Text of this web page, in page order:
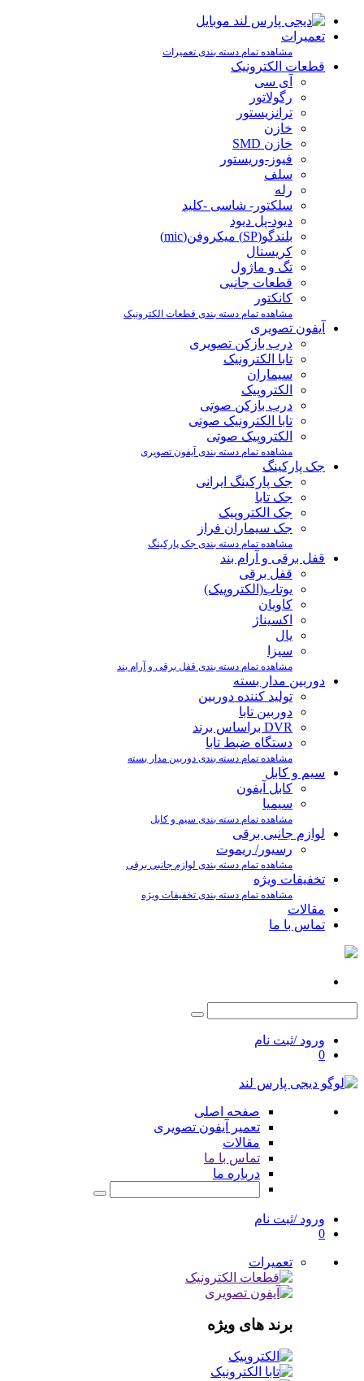
تعمیرات
مشاهده تمام دسته بندی تعمیرات
قطعات الکترونیک
آی سی
رگولاتور
ترانزیستور
خازن
خازن SMD
فیوز-وریستور
سلف
رله
سلکتور- شاسی -کلید
دیود-پل دیود
بلندگو(SP) میکروفن(mic)
کریستال
تگ و ماژول
قطعات جانبی
کانکتور
مشاهده تمام دسته بندی قطعات الکترونیک
آیفون تصویری
درب بازکن تصویری
تابا الکترونیک
سیماران
الکتروپیک
درب بازکن صوتی
تابا الکترونیک صوتی
الکتروپیک صوتی
مشاهده تمام دسته بندی آیفون تصویری
جک پارکینگ
جک پارکینگ ایرانی
جک تابا
جک الکتروپیک
جک سیماران فراز
مشاهده تمام دسته بندی جک پارکینگ
قفل برقی و آرام بند
قفل برقی
یوتاب(الکتروپیک)
کاویان
اکسیناژ
یال
سیزا
مشاهده تمام دسته بندی قفل برقی و آرام بند
دوربین مدار بسته
تولید کننده دوربین
دوربین تابا
DVR براساس برند
دستگاه ضبط تابا
مشاهده تمام دسته بندی دوربین مدار بسته
سیم و کابل
کابل آیفون
سیمیا
مشاهده تمام دسته بندی سیم و کابل
لوازم جانبی برقی
رسیور/ ریموت
مشاهده تمام دسته بندی لوازم جانبی برقی
تخفیفات ویژه
مشاهده تمام دسته بندی تخفیفات ویژه
مقالات
تماس با ما
ورود /ثبت نام
0
صفحه اصلی
تعمیر آیفون تصویری
مقالات
تماس با ما
درباره ما
ورود /ثبت نام
0
تعمیرات
برند های ویژه